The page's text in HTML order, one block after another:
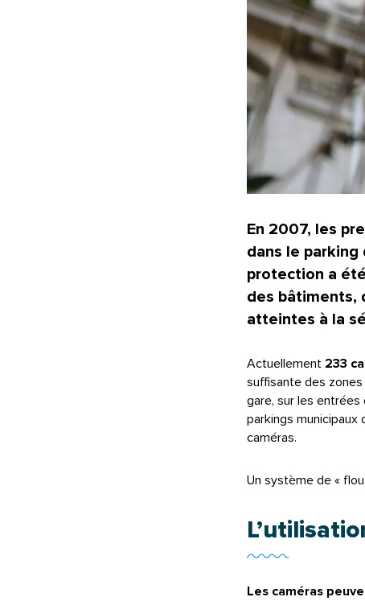
En 2007, les
dans le parking
protection a
des bâtiments,
atteintes à la
Actuellement 233
suffisante des
gare, sur les entrées
parkings
caméras.
Un système de «
Les caméras